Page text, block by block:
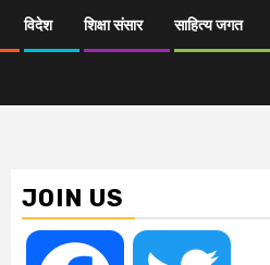
विदेश शिक्षा संसार साहित्य जगत
JOIN US